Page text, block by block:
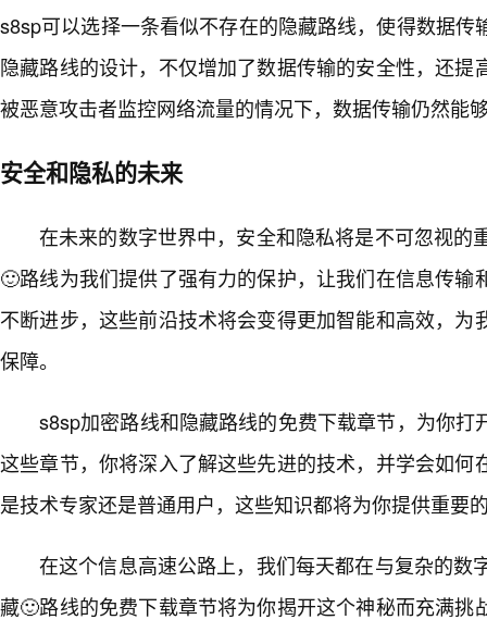
s8sp可以选择一条看似不存在的隐藏路线，使得数据传
隐藏路线的设计，不仅增加了数据传输的安全性，还提
被恶意攻击者监控网络流量的情况下，数据传输仍然能
安全和隐私的未来
在未来的数字世界中，安全和隐私将是不可忽视的
🙂路线为我们提供了强有力的保护，让我们在信息传输
不断进步，这些前沿技术将会变得更加智能和高效，为
保障。
s8sp加密路线和隐藏路线的免费下载章节，为你打
这些章节，你将深入了解这些先进的技术，并学会如何
是技术专家还是普通用户，这些知识都将为你提供重要
在这个信息高速公路上，我们每天都在与复杂的数
藏🙂路线的免费下载章节将为你揭开这个神秘而充满挑